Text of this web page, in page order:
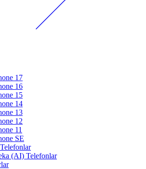
17
16
15
14
13
12
11
SE
(AI) Telefonlar